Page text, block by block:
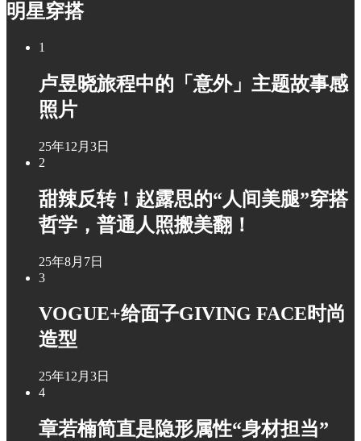
明星穿搭
1
卢昱晓旅程中的「意外」主题故事感
照片
25年12月3日
2
甜辣反转！赵露思的“人间美腿”穿搭
哲学，普通人照搬美翻！
25年8月7日
3
VOGUE+给面子GIVING FACE时尚
造型
25年12月3日
4
章若楠简直是隐形属性“身材担当”